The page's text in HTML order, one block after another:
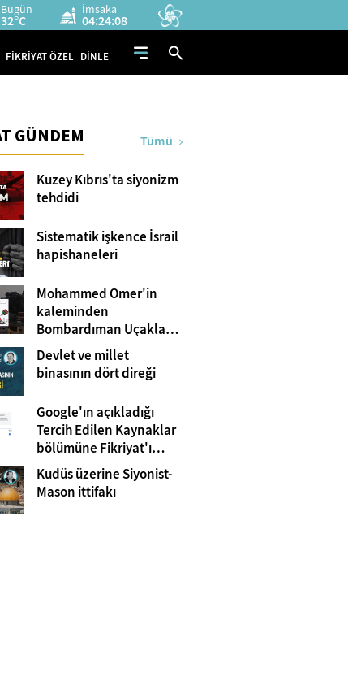
Bugün
32°C
İmsaka
04:24:06
FİKRİYAT ÖZEL DİNLE
GÜNDEM Tümü
Kuzey Kıbrıs'ta siyonizm
tehdidi
Sistematik işkence İsrail
hapishaneleri
Mohammed Omer'in
kaleminden
Bombardıman Uçakları
ve Tanklar Arasında
Gazze
Devlet ve millet
binasının dört direği
Google'ın açıkladığı
Tercih Edilen Kaynaklar
bölümüne Fikriyat'ı
eklemeyi unutmayın!
Kudüs üzerine Siyonist-
Mason ittifakı